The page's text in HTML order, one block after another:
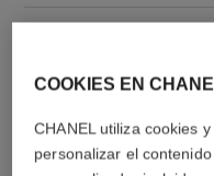
COOKIES EN
CHANEL utiliza cookies
personalizar el